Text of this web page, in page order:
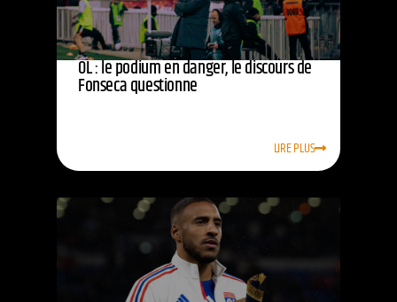
OL : le podium en danger, le discours de
Fonseca questionne
LIRE PLUS